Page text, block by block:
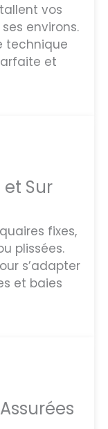
vos
environs.
technique
et
et Sur
fixes,
plissées.
s’adapter
et baies